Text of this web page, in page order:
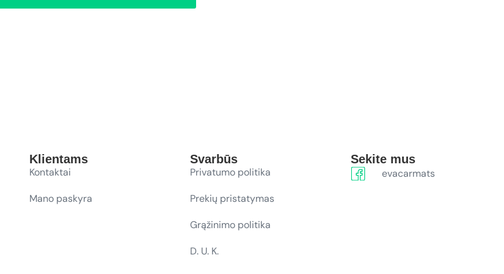
Klientams
Kontaktai
Mano paskyra
Svarbūs
Privatumo politika
Prekių pristatymas
Grąžinimo politika
D. U. K.
Sekite mus
evacarmats